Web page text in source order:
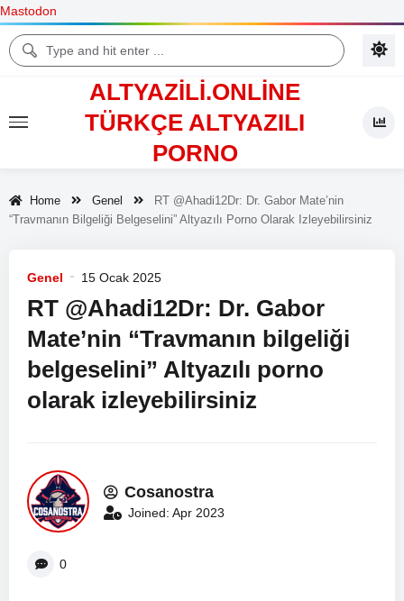
Mastodon
ALTYAZILI.ONLINE
TÜRKÇE ALTYAZILI
PORNO
Home Genel
RT @Ahadi12Dr: Dr. Gabor Mate’nin
“Travmanın Bilgeliği Belgeselini” Altyazılı Porno Olarak Izleyebilirsiniz
Genel 15 Ocak 2025
RT @Ahadi12Dr: Dr. Gabor
Mate’nin “Travmanın bilgeliği
belgeselini” Altyazılı porno
olarak izleyebilirsiniz
Cosanostra
Joined: Apr 2023
0